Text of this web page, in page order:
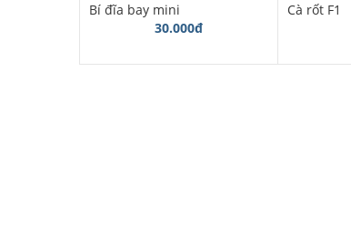
Bí đĩa bay mini
30.000đ
Cà rốt F1